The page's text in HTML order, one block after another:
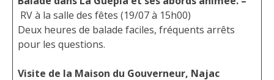
RV à la salle des fêtes (19/07 à 15h00)
Deux heures de balade faciles, fréquents arrêts
pour les questions.
Visite de la Maison du Gouverneur, Najac